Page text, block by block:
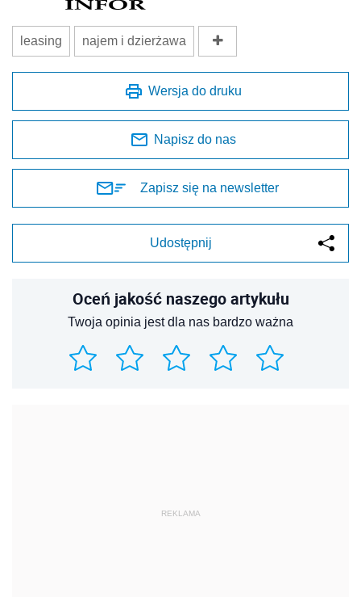
leasing najem i dzierżawa
Wersja do druku
Napisz do nas
Zapisz się na newsletter
Udostępnij
Oceń jakość naszego artykułu
Twoja opinia jest dla nas bardzo ważna
REKLAMA